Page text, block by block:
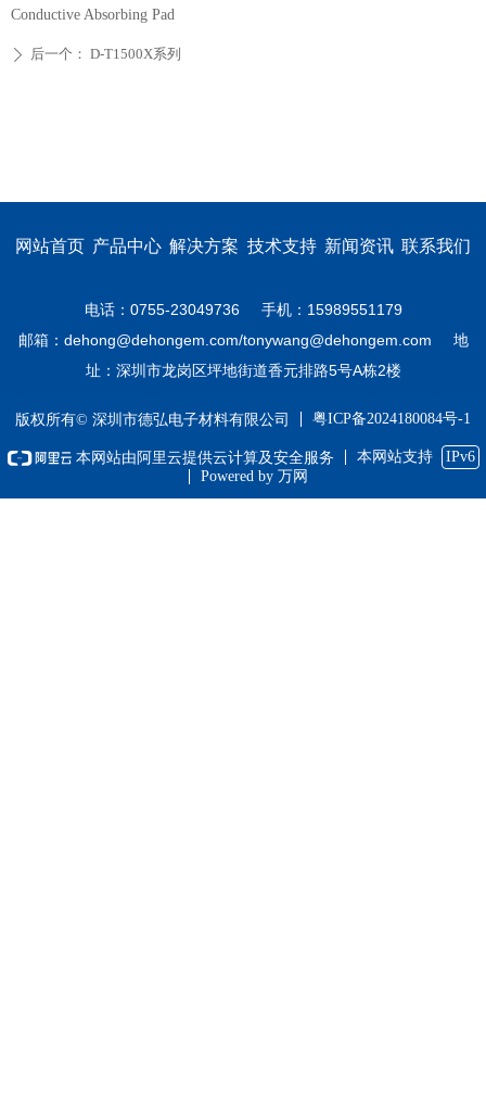
Conductive Absorbing Pad
ꄲ 后一个： D-T1500X系列
网站首页 产品中心 解决方案 技术支持 新闻资讯 联系我们
电话：0755-23049736 手机：15989551179
邮箱：dehong@dehongem.com/tonywang@dehongem.com 地
址：深圳市龙岗区坪地街道香元排路5号A栋2楼
版权所有© 深圳市德弘电子材料有限公司 粤ICP备2024180084号-1
本网站由阿里云提供云计算及安全服务 本网站支持
IPv6
Powered by 万网